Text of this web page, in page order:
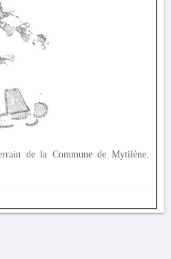
de la Commune de Mytilène.